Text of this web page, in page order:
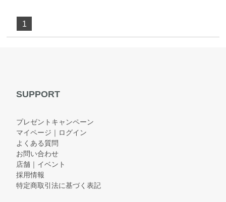
1
SUPPORT
プレゼントキャンペーン
マイページ｜ログイン
よくある質問
お問い合わせ
店舗｜イベント
採用情報
特定商取引法に基づく表記